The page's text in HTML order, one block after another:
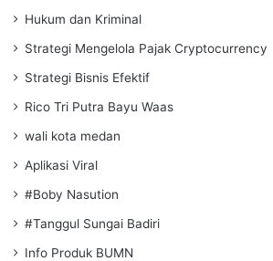
Hukum dan Kriminal
Strategi Mengelola Pajak Cryptocurrency
Strategi Bisnis Efektif
Rico Tri Putra Bayu Waas
wali kota medan
Aplikasi Viral
#Boby Nasution
#Tanggul Sungai Badiri
Info Produk BUMN